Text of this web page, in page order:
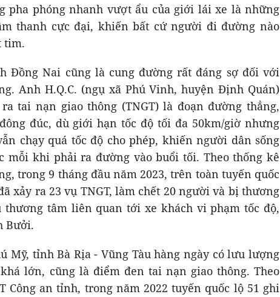
pha phóng nhanh vượt ẩu của giới lái xe là những
thanh cực đại, khiến bất cứ người đi đường nào
tim.
Đồng Nai cũng là cung đường rất đáng sợ đối với
Anh H.Q.C. (ngụ xã Phú Vinh, huyện Định Quán)
tai nạn giao thông (TNGT) là đoạn đường thẳng,
đúc, dù giới hạn tốc độ tối đa 50km/giờ nhưng
chạy quá tốc độ cho phép, khiến người dân sống
mỗi khi phải ra đường vào buổi tối. Theo thống kê
trong 9 tháng đầu năm 2023, trên toàn tuyến quốc
xảy ra 23 vụ TNGT, làm chết 20 người và bị thương
tâm liên quan tới xe khách vi phạm tốc độ,
Bưởi.
Mỹ, tỉnh Bà Rịa - Vũng Tàu hàng ngày có lưu lượng
lớn, cũng là điểm đen tai nạn giao thông. Theo
Công an tỉnh, trong năm 2022 tuyến quốc lộ 51 ghi